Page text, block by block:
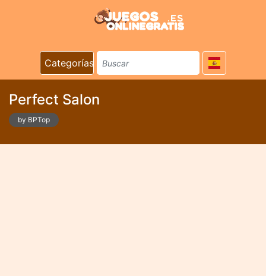
Categorías
Perfect Salon
by BPTop